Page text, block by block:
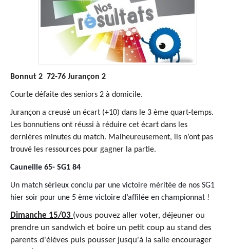
Bonnut 2 72-76 Jurançon 2
Courte défaite des seniors 2 à domicile.
Jurançon a creusé un écart (+10) dans le 3 ème quart-temps.
Les bonnutiens ont réussi à réduire cet écart dans les
dernières minutes du match. Malheureusement, ils n’ont pas
trouvé les ressources pour gagner la partie.
Cauneille 65- SG1 84
Un match sérieux conclu par une victoire méritée de nos SG1
hier soir pour une 5 ème victoire d’affilée en championnat !
Dimanche 15/03 (vous pouvez aller voter, déjeuner ou
prendre un sandwich et boire un petit coup au stand des
parents d'élèves puis pousser jusqu'à la salle encourager